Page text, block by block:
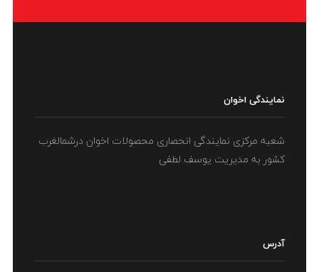
نمایندگی اخوان
شعبه مرکزی نمایندگی انحصاری محصولات اخوان درشمالغرب
کشور به مدیریت یوسف لطفی
آدرس